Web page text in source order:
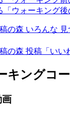
キングコ
画